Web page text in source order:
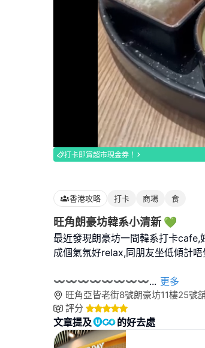
打卡即賞超市現金券！
香港攻略 打卡 商場 食
旺角朗豪坊韓系小清新 💚
最近發現朗豪坊一間韓系打卡
成個氣氛好relax,同朋友坐低傾計
〰️〰️〰️〰️〰️〰️〰️〰... 更多
旺角亞皆老街8號朗豪坊11樓25號
評分
文章提及 的好去處